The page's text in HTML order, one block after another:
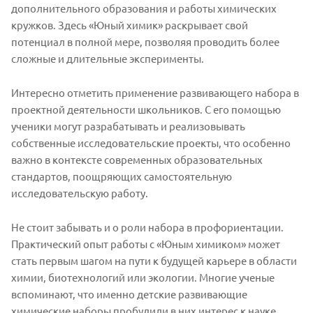
дополнительного образования и работы химических
кружков. Здесь «Юный химик» раскрывает свой
потенциал в полной мере, позволяя проводить более
сложные и длительные эксперименты.
Интересно отметить применение развивающего набора в
проектной деятельности школьников. С его помощью
ученики могут разрабатывать и реализовывать
собственные исследовательские проекты, что особенно
важно в контексте современных образовательных
стандартов, поощряющих самостоятельную
исследовательскую работу.
Не стоит забывать и о роли набора в профориентации.
Практический опыт работы с «Юным химиком» может
стать первым шагом на пути к будущей карьере в области
химии, биотехнологий или экологии. Многие ученые
вспоминают, что именно детские развивающие